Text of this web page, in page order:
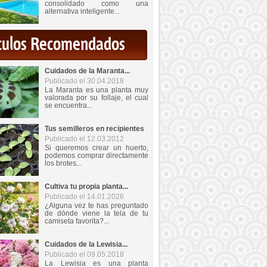
consolidado como una
alternativa inteligente...
Recomendados
Cuidados de la Maranta...
Publicado el 30.04.2018
La Maranta es una planta muy
valorada por su follaje, el cual
se encuentra...
Tus semilleros en recipientes
Publicado el 12.03.2012
Si queremos crear un huerto,
podemos comprar directamente
los brotes...
Cultiva tu propia planta...
Publicado el 14.01.2026
¿Alguna vez te has preguntado
de dónde viene la tela de tu
camiseta favorita?...
Cuidados de la Lewisia...
Publicado el 09.05.2018
La Lewisia es una planta